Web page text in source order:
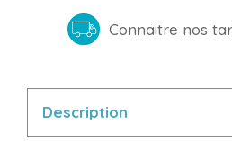
Connaitre nos
Description